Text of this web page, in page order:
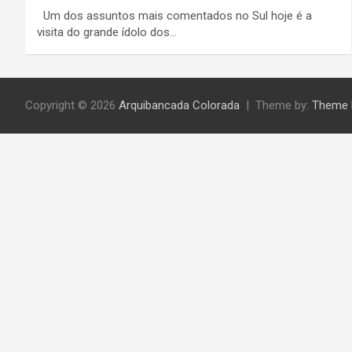
Um dos assuntos mais comentados no Sul hoje é a
visita do grande ídolo dos…
Copyright © 2026 Arquibancada Colorada Theme by: Theme